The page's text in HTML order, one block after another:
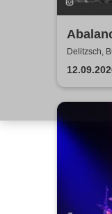
ABBA
Delitzsch,